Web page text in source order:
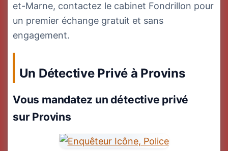
et-Marne, contactez le cabinet Fondrillon pour
un premier échange gratuit et sans
engagement.
Un Détective Privé à Provins
Vous mandatez un détective privé
sur Provins